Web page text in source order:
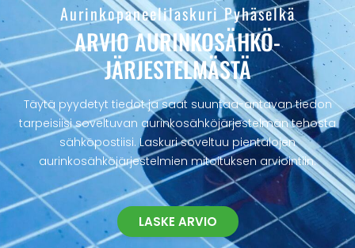
Aurinkopaneelilaskuri Pyhäselkä
ARVIO AURINKOSÄHKÖ­
JÄRJESTELMÄSTÄ
Täytä pyydetyt tiedot ja saat suuntaa-antavan tiedon
tarpeisiisi soveltuvan aurinkosähköjärjestelmän tehosta
sähköpostiisi. Laskuri soveltuu pientalojen
aurinkosähköjärjestelmien mitoituksen arviointiin.
LASKE ARVIO